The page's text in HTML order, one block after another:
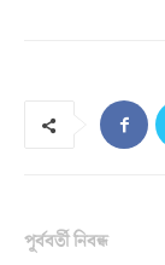
পূর্ববর্তী নিবন্ধ